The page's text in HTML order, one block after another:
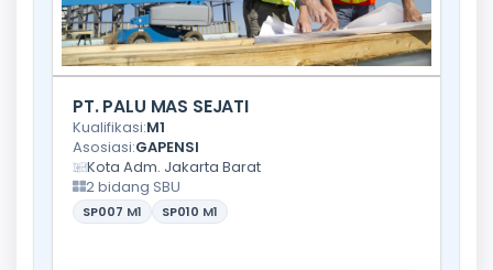
PT. PALU MAS SEJATI
Kualifikasi:M1
Asosiasi:GAPENSI
Kota Adm. Jakarta Barat
2 bidang SBU
SP007 M1 SP010 M1